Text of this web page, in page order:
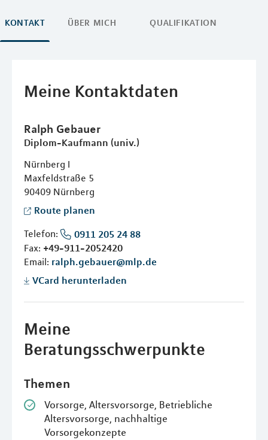
KONTAKT ÜBER MICH QUALIFIKATION
Meine Kontaktdaten
Ralph Gebauer
Diplom-Kaufmann (univ.)
Nürnberg I
Maxfeldstraße 5
90409 Nürnberg
Route planen
Telefon:
0911 205 24 88
Fax: +49-911-2052420
Email: ralph.gebauer@mlp.de
VCard herunterladen
Meine
Beratungsschwerpunkte
Themen
Vorsorge, Altersvorsorge, Betriebliche
Altersvorsorge, nachhaltige
Vorsorgekonzepte